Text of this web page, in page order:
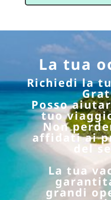
La tua
Richiedi la
Posso
tuo
Non
affidati ai
del
La tua
grandi